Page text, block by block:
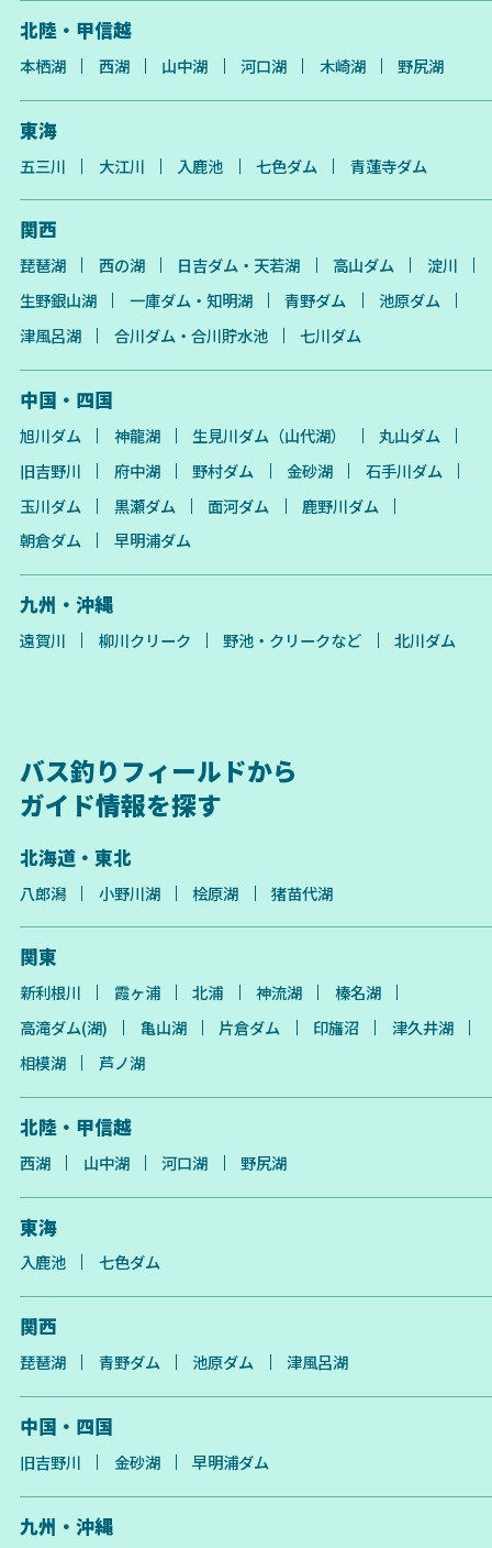
北陸・甲信越
本栖湖 西湖 山中湖 河口湖 木崎湖 野尻湖
東海
五三川 大江川 入鹿池 七色ダム 青蓮寺ダム
関西
琵琶湖 西の湖 日吉ダム・天若湖 高山ダム
淀川
生野銀山湖
一庫ダム・知明湖 青野ダム
池原ダム
津風呂湖
合川ダム・合川貯水池 七川ダム
中国・四国
旭川ダム 神龍湖 生見川ダム（山代湖）
丸山ダム
旧吉野川
府中湖 野村ダム 金砂湖
石手川ダム
玉川ダム
黒瀬ダム 面河ダム
鹿野川ダム
朝倉ダム
早明浦ダム
九州・沖縄
遠賀川 柳川クリーク 野池・クリークなど 北川ダム
バス釣りフィールドから
ガイド情報を探す
北海道・東北
八郎潟 小野川湖 桧原湖 猪苗代湖
関東
新利根川 霞ヶ浦 北浦 神流湖
榛名湖
高滝ダム(湖)
亀山湖 片倉ダム 印旛沼
津久井湖
相模湖
芦ノ湖
北陸・甲信越
西湖 山中湖 河口湖 野尻湖
東海
入鹿池 七色ダム
関西
琵琶湖 青野ダム 池原ダム 津風呂湖
中国・四国
旧吉野川 金砂湖 早明浦ダム
九州・沖縄